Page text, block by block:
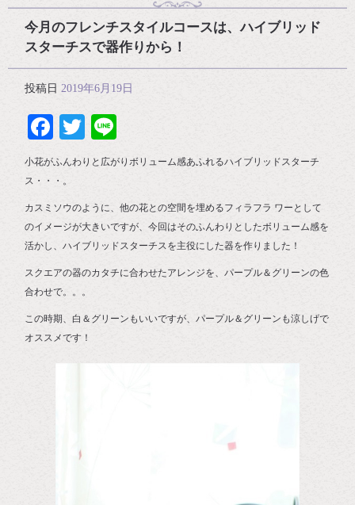
今月のフレンチスタイルコースは、ハイブリッド
スターチスで器作りから！
投稿日 2019年6月19日
Facebook
Twitter
小花がふんわりと広がりボリューム感あふれるハイブリッドスターチ
ス・・・。
カスミソウのように、他の花との空間を埋めるフィラフラ ワーとして
のイメージが大きいですが、今回はそのふんわりとしたボリューム感を
活かし、ハイブリッドスターチスを主役にした器を作りました！
スクエアの器のカタチに合わせたアレンジを、パープル＆グリーンの色
合わせで。。。
この時期、白＆グリーンもいいですが、パープル＆グリーンも涼しげで
オススメです！